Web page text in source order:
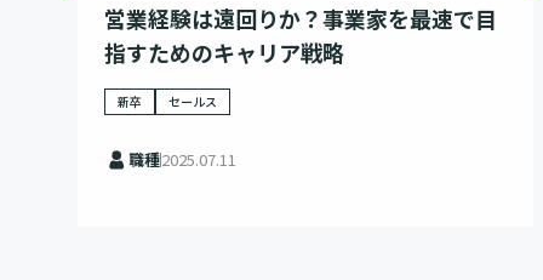
営業経験は遠回りか？事業家を最速で目
指すためのキャリア戦略
新卒 セールス
職種2025.07.11